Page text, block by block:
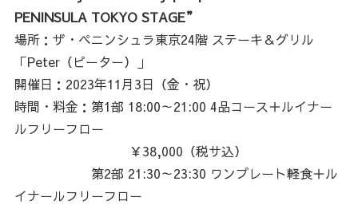
PENINSULA TOKYO STAGE”
場所：ザ・ペニンシュラ東京24階 ステーキ＆グリル
「Peter（ピーター）」
開催日：2023年11月3日（金・祝）
時間・料金：第1部 18:00～21:00 4品コース＋ルイナー
ルフリーフロー
￥38,000（税サ込）
第2部 21:30～23:30 ワンプレート軽食＋ル
イナールフリーフロー